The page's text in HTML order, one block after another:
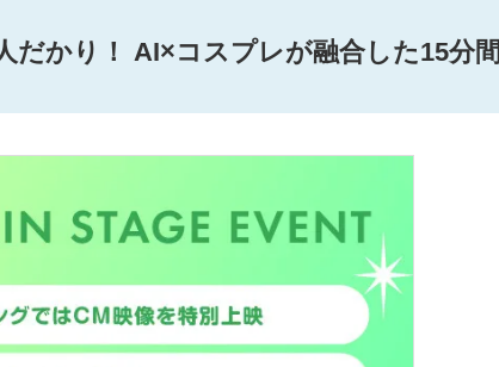
だかり！ AI×コスプレが融合した15分間